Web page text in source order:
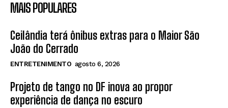
MAIS POPULARES
Ceilândia terá ônibus extras para o Maior São
João do Cerrado
ENTRETENIMENTO agosto 6, 2026
Projeto de tango no DF inova ao propor
experiência de dança no escuro